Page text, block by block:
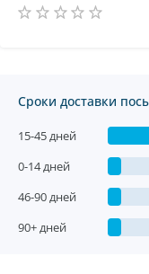
Сроки доставки
15-45 дней
0-14 дней
46-90 дней
90+ дней